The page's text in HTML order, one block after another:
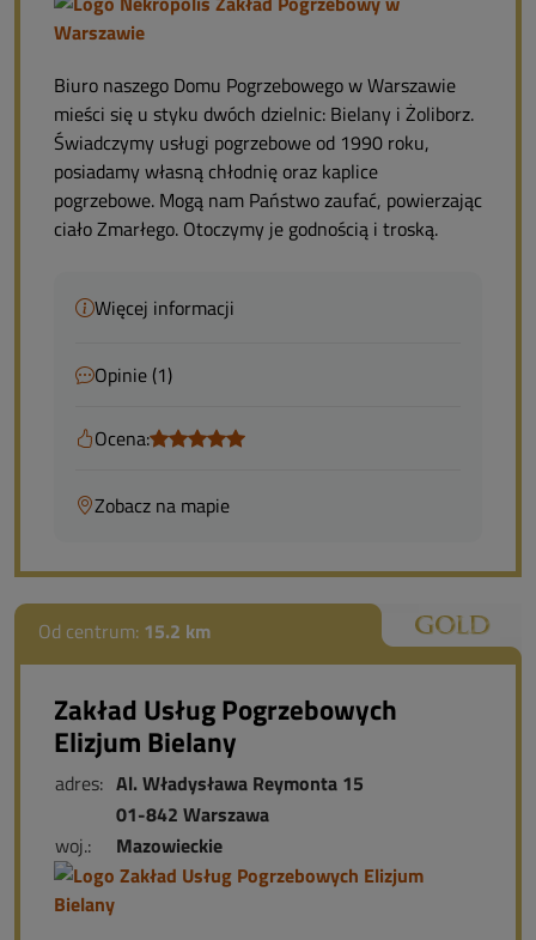
Biuro naszego Domu Pogrzebowego w Warszawie
mieści się u styku dwóch dzielnic: Bielany i Żoliborz.
Świadczymy usługi pogrzebowe od 1990 roku,
posiadamy własną chłodnię oraz kaplice
pogrzebowe. Mogą nam Państwo zaufać, powierzając
ciało Zmarłego. Otoczymy je godnością i troską.
Więcej informacji
Opinie (1)
Ocena:
Zobacz na mapie
Od centrum: 15.2 km
Zakład Usług Pogrzebowych
Elizjum Bielany
adres: Al. Władysława Reymonta 15
01-842 Warszawa
woj.:
Mazowieckie